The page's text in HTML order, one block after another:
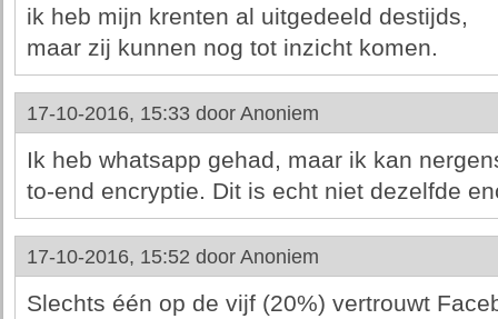
ik heb mijn krenten al uitgedeeld destijds,
maar zij kunnen nog tot inzicht komen.
17-10-2016, 15:33 door Anoniem
Ik heb whatsapp gehad, maar ik kan
to-end encryptie. Dit is echt niet dezelfde
17-10-2016, 15:52 door Anoniem
Slechts één op de vijf (20%) vertrouwt